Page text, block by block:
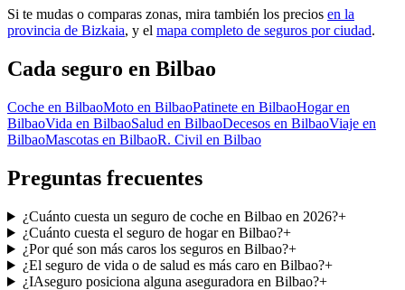
Si te mudas o comparas zonas, mira también los precios en la
provincia de Bizkaia, y el mapa completo de seguros por ciudad.
Cada seguro en Bilbao
Coche en BilbaoMoto en BilbaoPatinete en BilbaoHogar en
BilbaoVida en BilbaoSalud en BilbaoDecesos en BilbaoViaje en
BilbaoMascotas en BilbaoR. Civil en Bilbao
Preguntas frecuentes
¿Cuánto cuesta un seguro de coche en Bilbao en 2026?+
¿Cuánto cuesta el seguro de hogar en Bilbao?+
¿Por qué son más caros los seguros en Bilbao?+
¿El seguro de vida o de salud es más caro en Bilbao?+
¿IAseguro posiciona alguna aseguradora en Bilbao?+